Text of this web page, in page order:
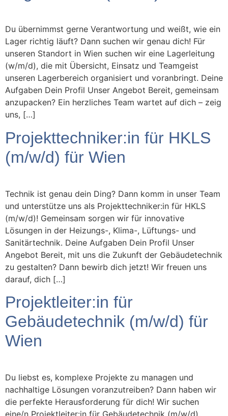
Du übernimmst gerne Verantwortung und weißt, wie ein
Lager richtig läuft? Dann suchen wir genau dich! Für
unseren Standort in Wien suchen wir eine Lagerleitung
(w/m/d), die mit Übersicht, Einsatz und Teamgeist
unseren Lagerbereich organisiert und voranbringt. Deine
Aufgaben Dein Profil Unser Angebot Bereit, gemeinsam
anzupacken? Ein herzliches Team wartet auf dich – zeig
uns, […]
Projekttechniker:in für HKLS
(m/w/d) für Wien
Technik ist genau dein Ding? Dann komm in unser Team
und unterstütze uns als Projekttechniker:in für HKLS
(m/w/d)! Gemeinsam sorgen wir für innovative
Lösungen in der Heizungs-, Klima-, Lüftungs- und
Sanitärtechnik. Deine Aufgaben Dein Profil Unser
Angebot Bereit, mit uns die Zukunft der Gebäudetechnik
zu gestalten? Dann bewirb dich jetzt! Wir freuen uns
darauf, dich […]
Projektleiter:in für
Gebäudetechnik (m/w/d) für
Wien
Du liebst es, komplexe Projekte zu managen und
nachhaltige Lösungen voranzutreiben? Dann haben wir
die perfekte Herausforderung für dich! Wir suchen